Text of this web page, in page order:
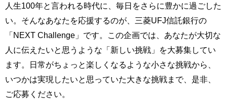
人生100年と言われる時代に、毎日をさらに豊かに過ごした
い。そんなあなたを応援するのが、三菱UFJ信託銀行の
「NEXT Challenge」です。この企画では、あなたが大切な
人に伝えたいと思うような「新しい挑戦」を大募集してい
ます。日常がちょっと楽しくなるような小さな挑戦から、
いつかは実現したいと思っていた大きな挑戦まで、是非、
ご応募ください。